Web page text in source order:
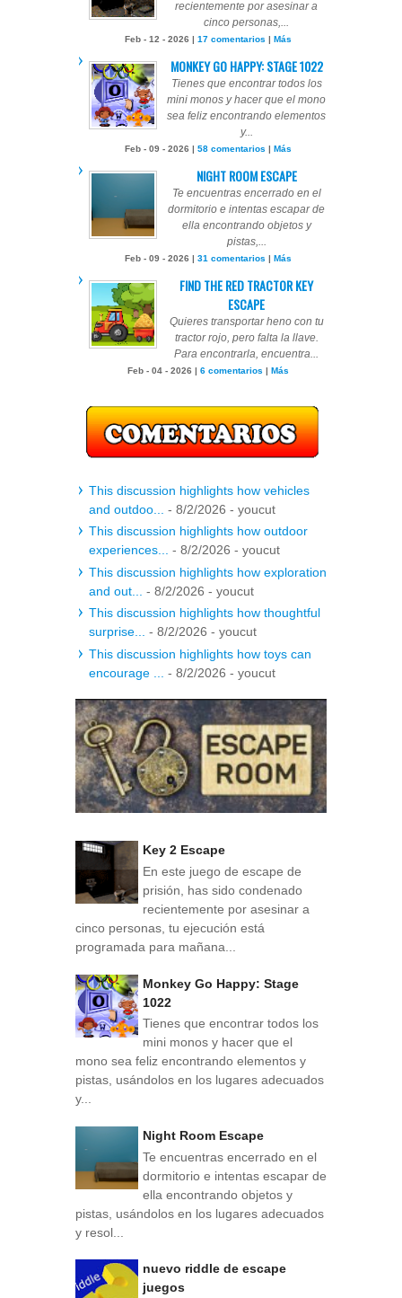
recientemente por asesinar a
cinco personas,...
Feb - 12 - 2026 | 17 comentarios | Más
MONKEY GO HAPPY: STAGE 1022
Tienes que encontrar todos los
mini monos y hacer que el mono
sea feliz encontrando elementos
y...
Feb - 09 - 2026 | 58 comentarios | Más
NIGHT ROOM ESCAPE
Te encuentras encerrado en el
dormitorio e intentas escapar de
ella encontrando objetos y
pistas,...
Feb - 09 - 2026 | 31 comentarios | Más
FIND THE RED TRACTOR KEY
ESCAPE
Quieres transportar heno con tu
tractor rojo, pero falta la llave.
Para encontrarla, encuentra...
Feb - 04 - 2026 | 6 comentarios | Más
This discussion highlights how vehicles
and outdoo...
- 8/2/2026 - youcut
This discussion highlights how outdoor
experiences...
- 8/2/2026 - youcut
This discussion highlights how exploration
and out...
- 8/2/2026 - youcut
This discussion highlights how thoughtful
surprise...
- 8/2/2026 - youcut
This discussion highlights how toys can
encourage ...
- 8/2/2026 - youcut
Key 2 Escape
En este juego de escape de
prisión, has sido condenado
recientemente por asesinar a
cinco personas, tu ejecución está
programada para mañana...
Monkey Go Happy: Stage
1022
Tienes que encontrar todos los
mini monos y hacer que el
mono sea feliz encontrando elementos y
pistas, usándolos en los lugares adecuados
y...
Night Room Escape
Te encuentras encerrado en el
dormitorio e intentas escapar de
ella encontrando objetos y
pistas, usándolos en los lugares adecuados
y resol...
nuevo riddle de escape
juegos